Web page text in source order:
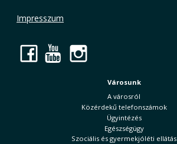
Impresszum
Facebook
YouTube
Városunk
A városról
Közérdekű telefonszámok
Ügyintézés
Egészségügy
Szociális és gyermekjóléti ellátás